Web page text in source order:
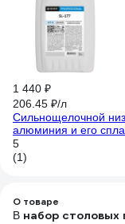
1 440 ₽
206.45 ₽/л
Сильнощелочной
алюминия и его
5
(1)
О товаре
В набор столовых